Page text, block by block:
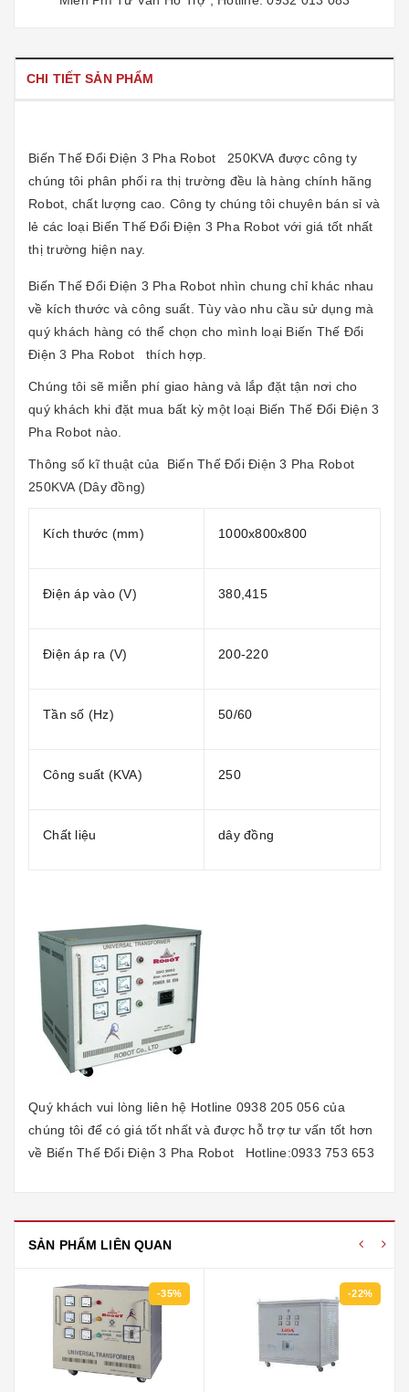
CHI TIẾT SẢN PHẨM
Biến Thế Đổi Điện 3 Pha Robot
250KVA được công ty
chúng tôi phân phối ra thị trường đều là hàng chính hãng
Robot, chất lượng cao. Công ty chúng tôi chuyên bán sỉ và
lẻ các loại Biến Thế Đổi Điện 3 Pha Robot với giá tốt nhất
thị trường hiện nay.
Biến Thế Đổi Điện 3 Pha Robot nhìn chung chỉ khác nhau
về kích thước và công suất. Tùy vào nhu cầu sử dụng mà
quý khách hàng có thể chọn cho mình loại Biến Thế Đổi
Điện 3 Pha Robot
thích hợp.
Chúng tôi sẽ miễn phí giao hàng và lắp đặt tận nơi cho
quý khách khi đặt mua bất kỳ một loại Biến Thế Đổi Điện 3
Pha Robot nào.
Thông số kĩ thuật của Biến Thế Đổi Điện 3 Pha Robot
250KVA (Dây đồng)
Kích thước (mm) 1000x800x800
Điện áp vào (V) 380,415
Điện áp ra (V) 200-220
Tần số (Hz) 50/60
Công suất (KVA) 250
Chất liệu dây đồng
Quý khách vui lòng liên hệ Hotline 0938 205 056 của
chúng tôi để có giá tốt nhất và được hỗ trợ tư vấn tốt hơn
về Biến Thế Đổi Điện 3 Pha Robot Hotline:0933 753 653
SẢN PHẨM LIÊN QUAN